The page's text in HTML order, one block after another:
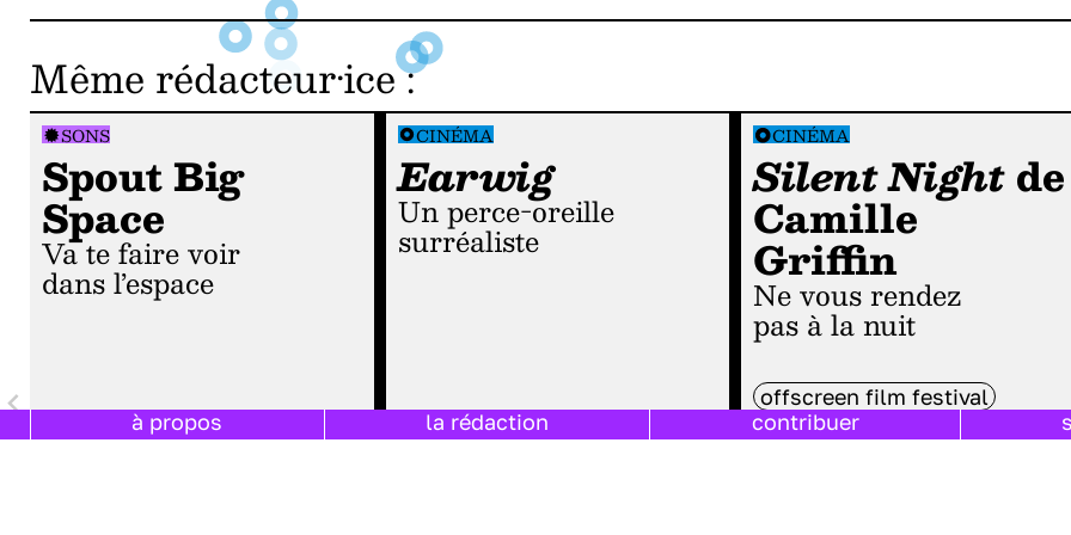
Même rédacteur·ice:
SONS
Spout Big
Space
Va te faire voir
dans l’espace
CINÉMA
Earwig
Un perce-oreille
surréaliste
CINÉMA
Silent Nightde
Camille
Griffin
Ne vous rendez
pas à la nuit
offscreen film festival
cinéma britannique
à propos la rédaction contribuer